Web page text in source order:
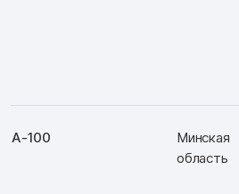
А-100
Минская
область